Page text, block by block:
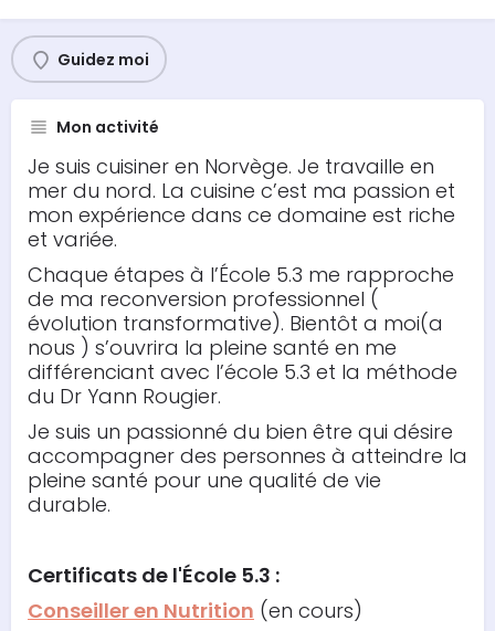
Guidez moi
Mon activité
Je suis cuisiner en Norvège. Je travaille en
mer du nord. La cuisine c’est ma passion et
mon expérience dans ce domaine est riche
et variée.
Chaque étapes à l’École 5.3 me rapproche
de ma reconversion professionnel (
évolution transformative). Bientôt a moi(a
nous ) s’ouvrira la pleine santé en me
différenciant avec l’école 5.3 et la méthode
du Dr Yann Rougier.
Je suis un passionné du bien être qui désire
accompagner des personnes à atteindre la
pleine santé pour une qualité de vie
durable.
Certificats de l'École 5.3 :
Conseiller en Nutrition (en cours)